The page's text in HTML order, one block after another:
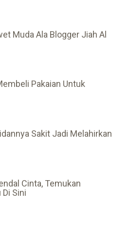
Muda Ala Blogger Jiah Al
Pakaian Untuk
Sakit Jadi Melahirkan
Cinta, Temukan
Sini